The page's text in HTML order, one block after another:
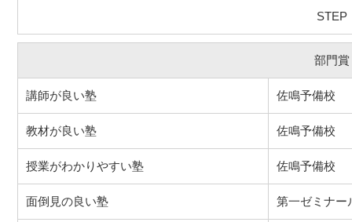
STEP
部門賞
講師が良い塾 佐鳴予備校
教材が良い塾 佐鳴予備校
授業がわかりやすい塾 佐鳴予備校
面倒見の良い塾 第一ゼミナー